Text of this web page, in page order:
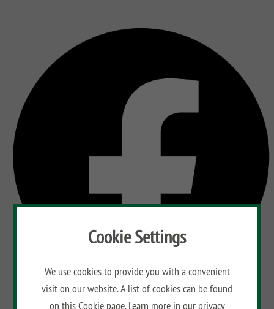
Cookie Settings
We use cookies to provide you with a convenient
visit on our website. A list of cookies can be found
on thisCookie page. Learn more in our privacy